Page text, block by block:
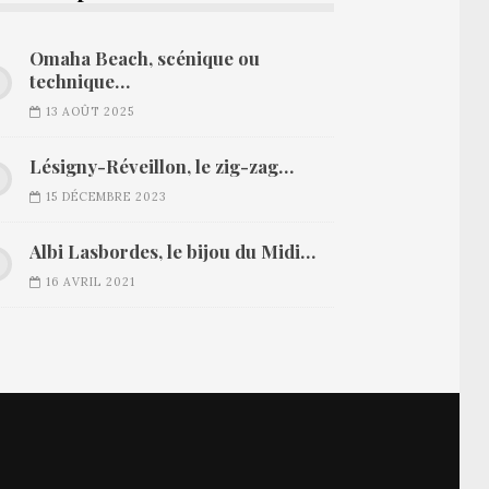
Omaha Beach, scénique ou
technique…
13 AOÛT 2025
Lésigny-Réveillon, le zig-zag…
15 DÉCEMBRE 2023
Albi Lasbordes, le bijou du Midi…
16 AVRIL 2021